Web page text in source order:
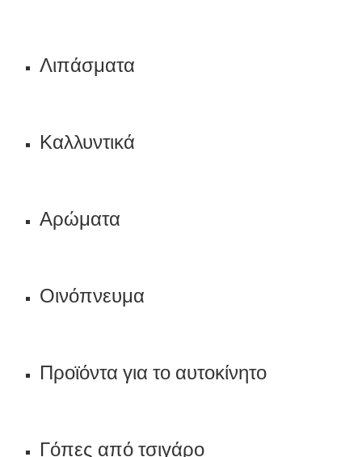
Λιπάσματα
Καλλυντικά
Αρώματα
Οινόπνευμα
Προϊόντα για το αυτοκίνητο
Γόπες από τσιγάρο